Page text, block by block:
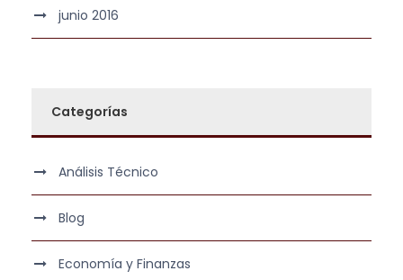
junio 2016
Categorías
Análisis Técnico
Blog
Economía y Finanzas